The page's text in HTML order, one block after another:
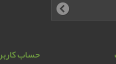
حساب